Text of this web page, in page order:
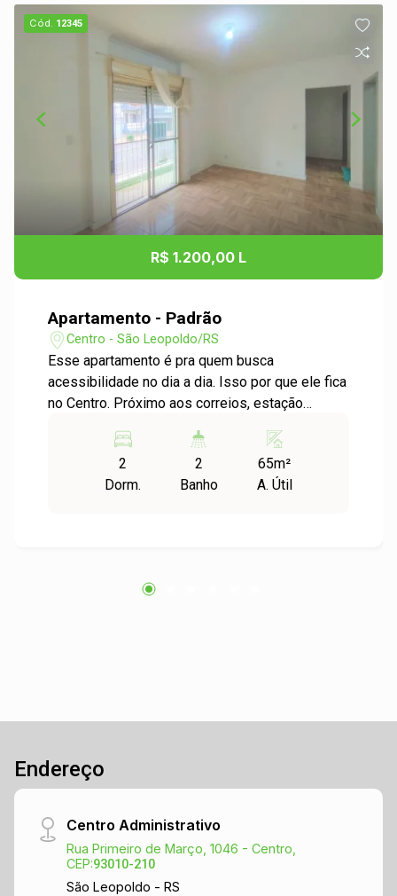
Cód. 12345
R$ 1.200,00 L
Apartamento - Padrão
Centro - São Leopoldo/RS
Esse apartamento é pra quem busca
acessibilidade no dia a dia. Isso por que ele fica
no Centro. Próximo aos correios, estação
com 1 sala ampla com sacada, 2 dormitórios e
área de serviço. Estamos no seu aguardo para
2
Dorm.
2
Banho
65m²
A. Útil
Endereço
Centro Administrativo
Rua Primeiro de Março, 1046 - Centro,
CEP:93010-210
São Leopoldo - RS